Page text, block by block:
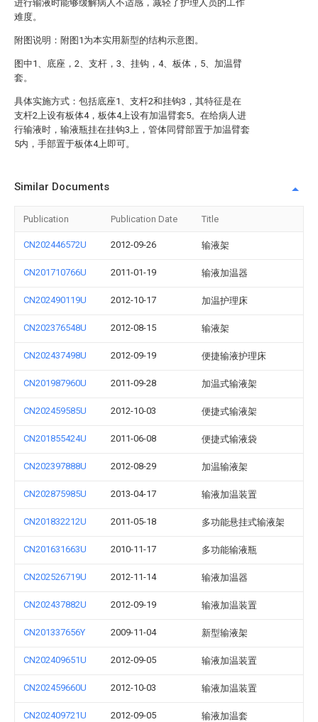
进行输液时能够缓解病人不适感，减轻了护理人员的工作
难度。
附图说明：附图1为本实用新型的结构示意图。
图中1、底座，2、支杆，3、挂钩，4、板体，5、加温臂
套。
具体实施方式：包括底座1、支杆2和挂钩3，其特征是在
支杆2上设有板体4，板体4上设有加温臂套5。在给病人进
行输液时，输液瓶挂在挂钩3上，管体同臂部置于加温臂套
5内，手部置于板体4上即可。
Similar Documents
Publication Publication Date Title
CN202446572U 2012-09-26 输液架
CN201710766U 2011-01-19 输液加温器
CN202490119U 2012-10-17 加温护理床
CN202376548U 2012-08-15 输液架
CN202437498U 2012-09-19 便捷输液护理床
CN201987960U 2011-09-28 加温式输液架
CN202459585U 2012-10-03 便捷式输液架
CN201855424U 2011-06-08 便捷式输液袋
CN202397888U 2012-08-29 加温输液架
CN202875985U 2013-04-17 输液加温装置
CN201832212U 2011-05-18 多功能悬挂式输液架
CN201631663U 2010-11-17 多功能输液瓶
CN202526719U 2012-11-14 输液加温器
CN202437882U 2012-09-19 输液加温装置
CN201337656Y 2009-11-04 新型输液架
CN202409651U 2012-09-05 输液加温装置
CN202459660U 2012-10-03 输液加温装置
CN202409721U 2012-09-05 输液加温套